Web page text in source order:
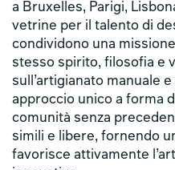
a Bruxelles, Parigi,
vetrine per il talento di
condividono una
stesso spirito, filosofia e
sull’artigianato manuale
approccio unico a forma
comunità senza
simili e libere, fornendo
favorisce attivamente